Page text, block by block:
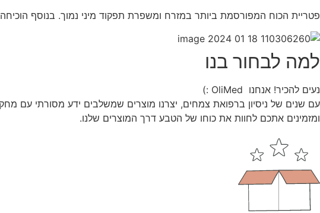
פטריית הכוח המפורסמת ביותר במזרח ומשפרת תפקוד מיני נמוך. בנוסף
למה לבחור בנו
נעים להכיר! אנחנו OliMed :)
עם שנים של ניסיון ברפואת צמחים, יצרנו מוצרים שמשלבים ידע מסורתי עם
ומזמינים אתכם לחוות את כוחו של הטבע דרך המוצרים שלנו.